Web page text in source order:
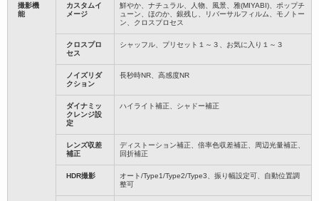
撮影機
能
カスタムイ
メージ
鮮やか、ナチュラル、人物、風景、雅(MIYABI)、ポップチ
ューン、ほのか、銀残し、リバーサルフィルム、モノトー
ン、クロスプロセス
クロスプロ
セス
シャッフル、プリセット１～３、お気に入り１～３
ノイズリダ
クション
長秒時NR、高感度NR
ダイナミッ
クレンジ設
定
ハイライト補正、シャドー補正
レンズ収差
補正
ディストーション補正、倍率色収差補正、周辺光量補正、
回折補正
HDR撮影
オート/Type1/Type2/Type3、振り幅設定可、自動位置調
整可